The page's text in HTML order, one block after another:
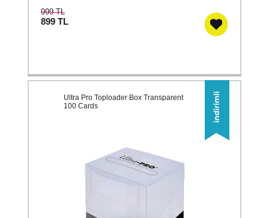
999 TL
899 TL
Ultra Pro Toploader Box Transparent
100 Cards